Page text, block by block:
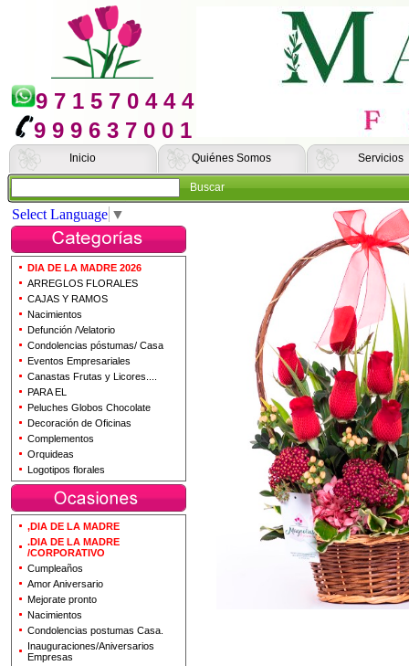
9 7 1 5 7 0 4 4 4
9 9 9 6 3 7 0 0 1
Inicio Quiénes Somos Servicios
Buscar
Select Language ▼
DIA DE LA MADRE 2026
ARREGLOS FLORALES
CAJAS Y RAMOS
Nacimientos
Defunción /Velatorio
Condolencias póstumas/ Casa
Eventos Empresariales
Canastas Frutas y Licores....
PARA EL
Peluches Globos Chocolate
Decoración de Oficinas
Complementos
Orquideas
Logotipos florales
,DIA DE LA MADRE
.DIA DE LA MADRE
/CORPORATIVO
Cumpleaños
Amor Aniversario
Mejorate pronto
Nacimientos
Condolencias postumas Casa.
Inauguraciones/Aniversarios
Empresas